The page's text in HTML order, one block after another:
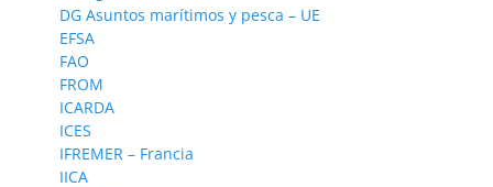
DG Asuntos marítimos y pesca – UE
EFSA
FAO
FROM
ICARDA
ICES
IFREMER – Francia
IICA